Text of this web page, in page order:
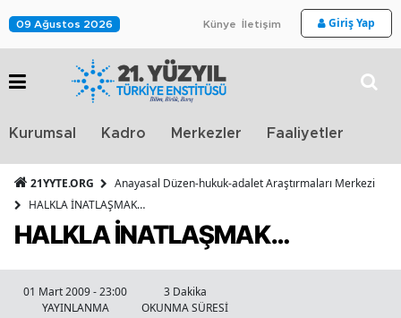
09 Ağustos 2026 Künye İletişim Giriş Yap
Kurumsal Kadro Merkezler Faaliyetler
21YYTE.ORG
Anayasal Düzen-hukuk-adalet Araştırmaları Merkezi
HALKLA İNATLAŞMAK…
HALKLA İNATLAŞMAK…
01 Mart 2009 - 23:00
YAYINLANMA
3 Dakika
OKUNMA SÜRESİ